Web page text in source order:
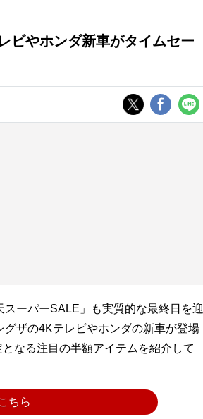
ビやホンダ新車がタイムセー
ーパーSALE」も実質的な最終日を迎
ザの4Kテレビやホンダの新車が登場
なる注目の半額アイテムを紹介して
ちら